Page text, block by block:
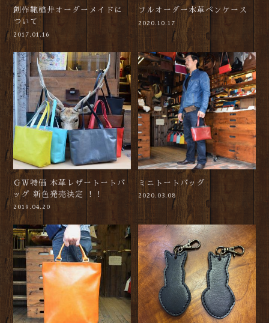
創作鞄槌井オーダーメイドに
ついて
2017.01.16
フルオーダー本革ペンケース
2020.10.17
ＧＷ特価 本革レザートートバ
ッグ 新色発売決定 ！！
2019.04.20
ミニトートバッグ
2020.03.08